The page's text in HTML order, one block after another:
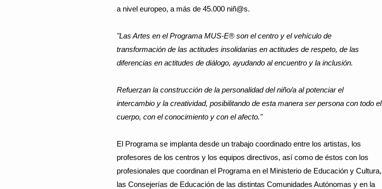
a nivel europeo, a más de 45.000 niñ@s.
"Las Artes en el Programa MUS-E® son el centro y el vehículo de
transformación de las actitudes insolidarias en actitudes de respeto, de las
diferencias en actitudes de diálogo, ayudando al encuentro y la inclusión.
Refuerzan la construcción de la personalidad del niño/a al potenciar el
intercambio y la creatividad, posibilitando de esta manera ser persona con todo el
cuerpo, con el conocimiento y con el afecto."
El Programa se implanta desde un trabajo coordinado entre los artistas, los
profesores de los centros y los equipos directivos, así como de éstos con los
profesionales que coordinan el Programa en el Ministerio de Educación y Cultura,
las Consejerías de Educación de las distintas Comunidades Autónomas y en la